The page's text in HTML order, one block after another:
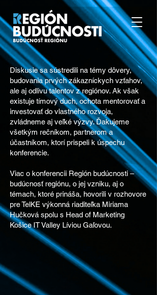
Diskusie sa sústredili na témy dôvery,
budovania prvých zákazníckych vzťahov,
ale aj odlivu talentov z regiónov. Ak však
existuje tímový duch, ochota mentorovať a
investovať do vlastného rozvoja,
zvládneme aj veľké výzvy. Ďakujeme
všetkým rečníkom, partnerom a
účastníkom, ktorí prispeli k úspechu
konferencie.
Viac o konferencii Región budúcnosti –
budúcnosť regiónu, o jej vzniku, aj o
témach, ktoré prináša, hovorili v rozhovore
pre TelKE výkonná riaditeľka Miriama
Hučková spolu s Head of Marketing
Košice IT Valley Líviou Gaľovou.